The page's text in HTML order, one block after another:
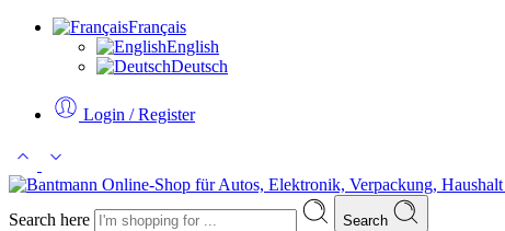
Français
English
Deutsch
Login / Register
Search here Search